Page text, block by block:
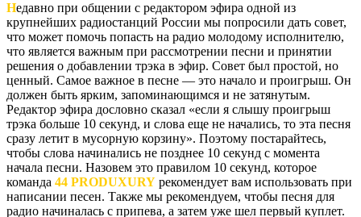
Недавно при общении с редактором эфира одной из
крупнейших радиостанций России мы попросили дать совет,
что может помочь попасть на радио молодому исполнителю,
что является важным при рассмотрении песни и принятии
решения о добавлении трэка в эфир. Совет был простой, но
ценный. Самое важное в песне — это начало и проигрыш. Он
должен быть ярким, запоминающимся и не затянутым.
Редактор эфира дословно сказал «если я слышу проигрыш
трэка больше 10 секунд, и слова еще не начались, то эта песня
сразу летит в мусорную корзину». Поэтому постарайтесь,
чтобы слова начинались не позднее 10 секунд с момента
начала песни. Назовем это правилом 10 секунд, которое
команда 44 PRODUXURY рекомендует вам использовать при
написании песен. Также мы рекомендуем, чтобы песня для
радио начиналась с припева, а затем уже шел первый куплет.